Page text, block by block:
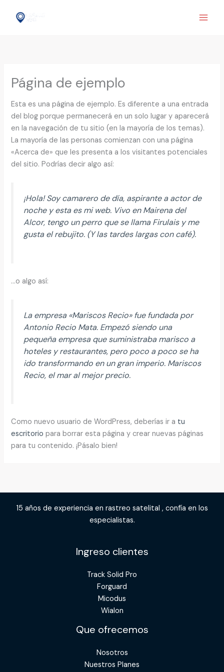
Página de ejemplo
Esta es una página de ejemplo. Es diferente a una entrada
del blog porque permanecerá en un solo lugar y aparecerá
en la navegación de tu sitio (en la mayoría de los temas).
La mayoría de las personas comienzan con una página
«Acerca de» que les presenta a los visitantes potenciales
del sitio. Podrías decir algo así:
¡Hola! Soy camarero de día, aspirante a actor de
noche y esta es mi web. Vivo en Mairena del
Alcor, tengo un perro que se llama Firulais y me
gusta el rebujito. (Y las tardes largas con café).
…o algo así:
La empresa «Mariscos Recio» fue fundada por
Antonio Recio Mata. Empezó siendo una
pequeña empresa que suministraba marisco a
hoteles y restaurantes, pero poco a poco se ha
ido transformando en un gran imperio. Mariscos
Recio, el mar al mejor precio.
Como nuevo usuario de WordPress, deberías ir a tu
escritorio para borrar esta página y crear nuevas páginas
para tu contenido. ¡Pásalo bien!
15 años de experiencia en rastreo satelital , confía en los
especialistas.
Ingreso clientes
Track Solid Pro
Forguard
Micodus
Wialon
Que ofrecemos
Nosotros
Nuestros Planes